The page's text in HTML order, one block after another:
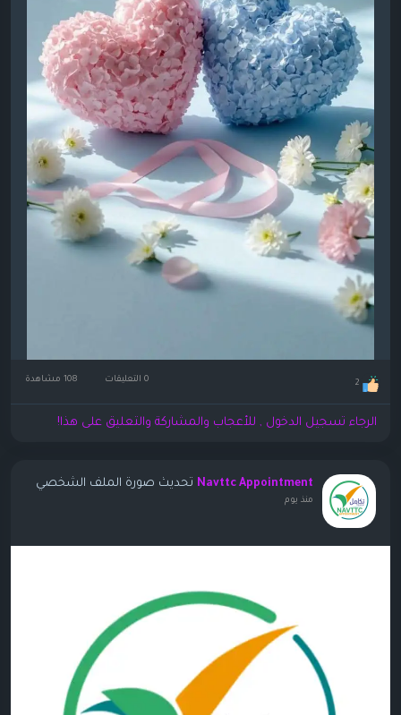
2 0 التعليقات
الرجاء تسجيل الدخول , للأعجاب والمشاركة والتعليق على هذا!
Navttc Appointment تحديث صورة الملف الشخصي
منذ يوم